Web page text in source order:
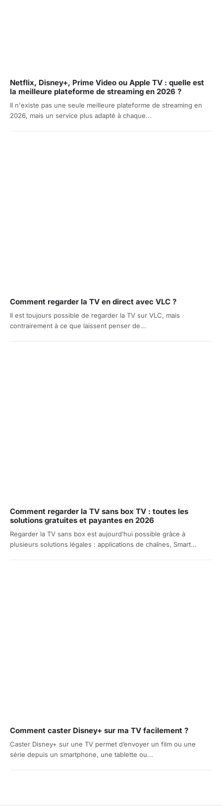
Netflix, Disney+, Prime Video ou Apple TV : quelle est
la meilleure plateforme de streaming en 2026 ?
Il n'existe pas une seule meilleure plateforme de streaming en
2026, mais un service plus adapté à chaque...
Comment regarder la TV en direct avec VLC ?
Il est toujours possible de regarder la TV sur VLC, mais
contrairement à ce que laissent penser de...
Comment regarder la TV sans box TV : toutes les
solutions gratuites et payantes en 2026
Regarder la TV sans box est aujourd’hui possible grâce à
plusieurs solutions légales : applications de chaînes, Smart...
Comment caster Disney+ sur ma TV facilement ?
Caster Disney+ sur une TV permet d’envoyer un film ou une
série depuis un smartphone, une tablette ou...